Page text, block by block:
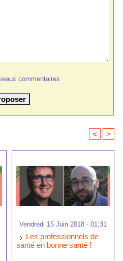
commentaires
< >
Vendredi 15 Juin 2018 - 01:31
Les professionnels de
santé en bonne santé !